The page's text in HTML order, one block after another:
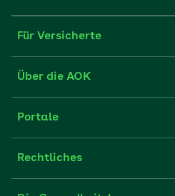
Für Versicherte
Formulare und Anträge
FAQ
Über die AOK
Struktur & Verwaltung
Portale
Fachportal für Arbeitgeber
Rechtliches